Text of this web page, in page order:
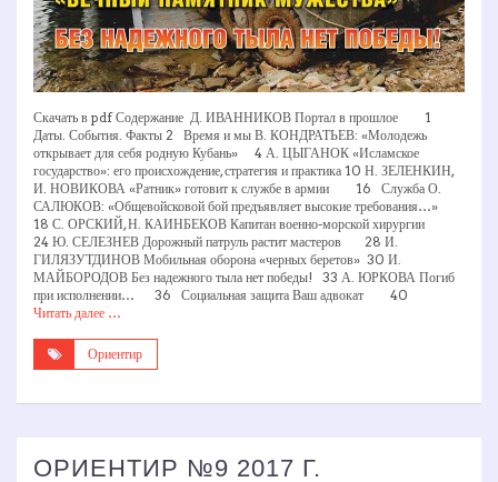
Скачать в pdf Содержание Д. ИВАННИКОВ Портал в прошлое 1
Даты. События. Факты 2 Время и мы В. КОНДРАТЬЕВ: «Молодежь
открывает для себя родную Кубань» 4 А. ЦЫГАНОК «Исламское
государство»: его происхождение, стратегия и практика 10 Н. ЗЕЛЕНКИН,
И. НОВИКОВА «Ратник» готовит к службе в армии 16 Служба О.
САЛЮКОВ: «Общевойсковой бой предъявляет высокие требования…»
18 С. ОРСКИЙ, Н. КАИНБЕКОВ Капитан военно-морской хирургии
24 Ю. СЕЛЕЗНЕВ Дорожный патруль растит мастеров 28 И.
ГИЛЯЗУТДИНОВ Мобильная оборона «черных беретов» 30 И.
МАЙБОРОДОВ Без надежного тыла нет победы! 33 А. ЮРКОВА Погиб
при исполнении… 36 Социальная защита Ваш адвокат 40
Читать далее …
Ориентир
ОРИЕНТИР №9 2017 Г.